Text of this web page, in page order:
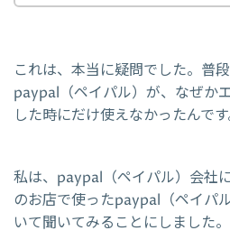
これは、本当に疑問でした。普
paypal（ペイパル）が、なぜか
した時にだけ使えなかったんです
私は、paypal（ペイパル）会社
のお店で使ったpaypal（ペイパ
いて聞いてみることにしました。